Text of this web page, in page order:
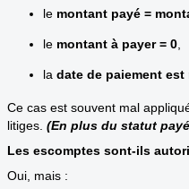
le montant payé =
le montant à payer = 0
la date de paiement est
Ce cas est souvent mal
litiges. (En plus du statut
Les escomptes sont-ils
Oui, mais :